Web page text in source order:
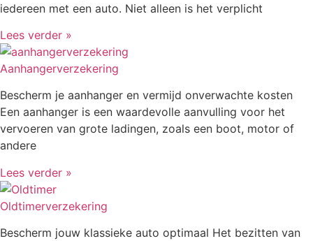
iedereen met een auto. Niet alleen is het verplicht
Lees verder »
Aanhangerverzekering
Bescherm je aanhanger en vermijd onverwachte kosten
Een aanhanger is een waardevolle aanvulling voor het
vervoeren van grote ladingen, zoals een boot, motor of
andere
Lees verder »
Oldtimerverzekering
Bescherm jouw klassieke auto optimaal Het bezitten van